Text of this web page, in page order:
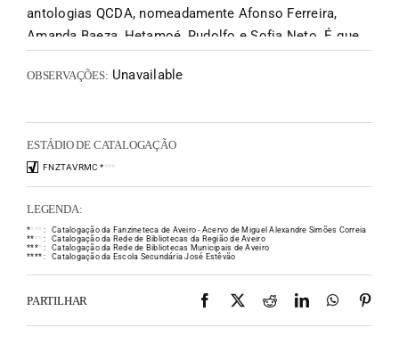
antologias QCDA, nomeadamente Afonso Ferreira,
Amanda Baeza, Hetamoé, Rudolfo e Sofia Neto. É que
de kebabs, Malmö mostrou-se habitat natural para um
psicadelia, BDs do ALF, e afogamento de mágoas via
consumo de álcool. Spektakulära!!"
OBSERVAÇÕES: Unavailable
ESTÁDIO DE CATALOGAÇÃO
FNZTAVRMC ****
LEGENDA:
** * * :
Catalogação da Fanzineteca de Aveiro - Acervo de Miguel Alexandre Simões Correia
** * * :
Catalogação da Rede de Bibliotecas da Região de Aveiro
**** :
Catalogação da Rede de Bibliotecas Municipais de Aveiro
**** : Catalogação da Escola Secundária José Estêvão
PARTILHAR Facebook
X RedditLinkedIn